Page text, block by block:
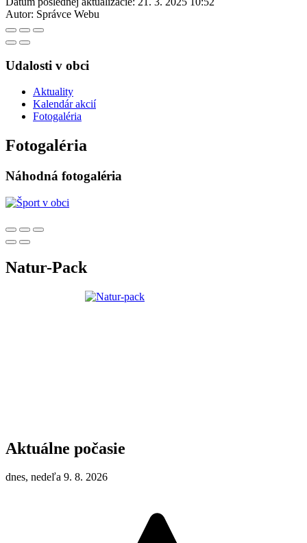
Autor: Správce Webu
Udalosti v obci
Aktuality
Kalendár akcií
Fotogaléria
Fotogaléria
Náhodná fotogaléria
Natur-Pack
Aktuálne počasie
dnes, nedeľa 9. 8. 2026